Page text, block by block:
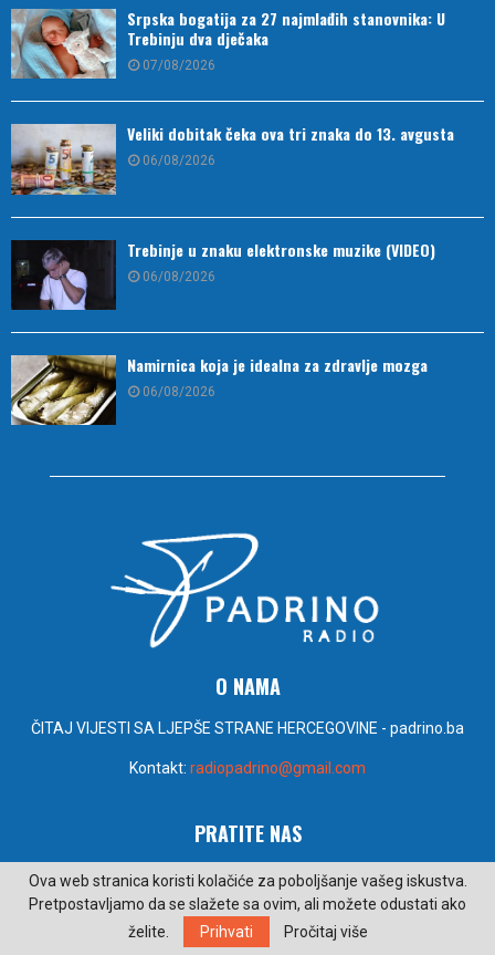
Srpska bogatija za 27 najmlađih stanovnika: U
Trebinju dva dječaka
07/08/2026
Veliki dobitak čeka ova tri znaka do 13. avgusta
06/08/2026
Trebinje u znaku elektronske muzike (VIDEO)
06/08/2026
Namirnica koja je idealna za zdravlje mozga
06/08/2026
O NAMA
ČITAJ VIJESTI SA LJEPŠE STRANE HERCEGOVINE - padrino.ba
Kontakt: radiopadrino@gmail.com
PRATITE NAS
Ova web stranica koristi kolačiće za poboljšanje vašeg iskustva.
Pretpostavljamo da se slažete sa ovim, ali možete odustati ako
želite.
Prihvati Pročitaj više